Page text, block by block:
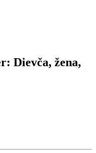
Dievča, žena,